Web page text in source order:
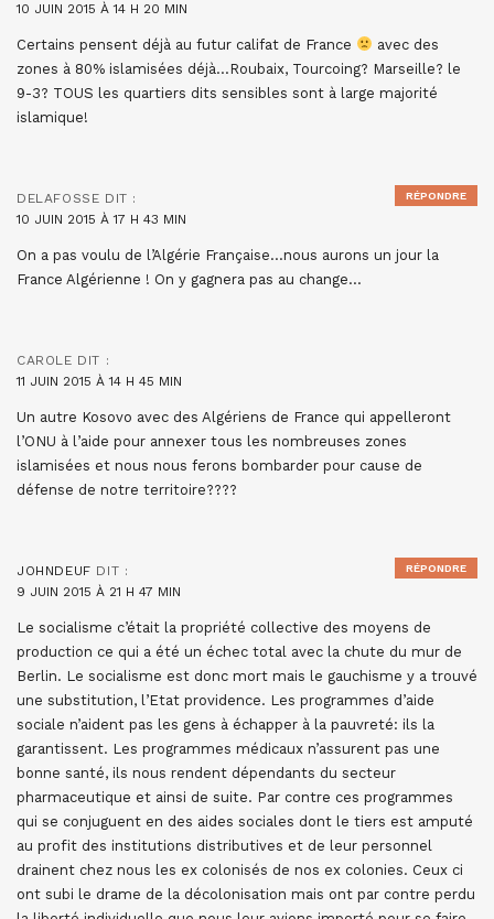
10 JUIN 2015 À 14 H 20 MIN
Certains pensent déjà au futur califat de France
avec des
zones à 80% islamisées déjà…Roubaix, Tourcoing? Marseille? le
9-3? TOUS les quartiers dits sensibles sont à large majorité
islamique!
DELAFOSSE DIT :
10 JUIN 2015 À 17 H 43 MIN
On a pas voulu de l’Algérie Française…nous aurons un jour la
France Algérienne ! On y gagnera pas au change…
RÉPONDRE
CAROLE DIT :
11 JUIN 2015 À 14 H 45 MIN
Un autre Kosovo avec des Algériens de France qui appelleront
l’ONU à l’aide pour annexer tous les nombreuses zones
islamisées et nous nous ferons bombarder pour cause de
défense de notre territoire????
JOHNDEUF DIT :
9 JUIN 2015 À 21 H 47 MIN
Le socialisme c’était la propriété collective des moyens de
production ce qui a été un échec total avec la chute du mur de
Berlin. Le socialisme est donc mort mais le gauchisme y a trouvé
une substitution, l’Etat providence. Les programmes d’aide
sociale n’aident pas les gens à échapper à la pauvreté: ils la
garantissent. Les programmes médicaux n’assurent pas une
bonne santé, ils nous rendent dépendants du secteur
pharmaceutique et ainsi de suite. Par contre ces programmes
qui se conjuguent en des aides sociales dont le tiers est amputé
au profit des institutions distributives et de leur personnel
drainent chez nous les ex colonisés de nos ex colonies. Ceux ci
ont subi le drame de la décolonisation mais ont par contre perdu
RÉPONDRE